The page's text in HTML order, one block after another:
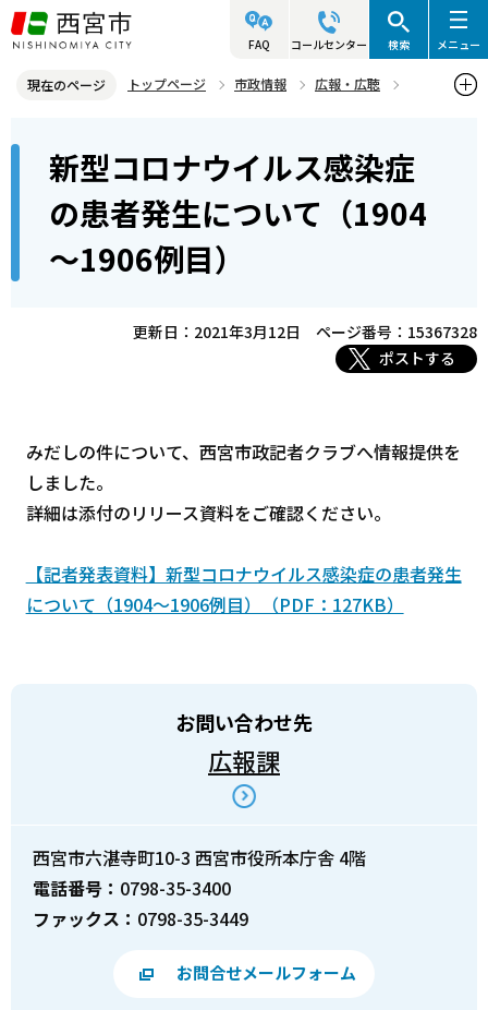
こ
の
ジ
す
FAQ コールセンター 検索 メニュー
現在のページ トップページ 市政情報
広報・広聴
新型コロナウイルス感染症の患者発生について（1904～1906例目）
ら
新型コロナウイルス感染症
の患者発生について（1904
～1906例目）
更新日：2021年3月12日
ページ番号：15367328
ポストする
みだしの件について、西宮市政記者クラブへ情報提供を
しました。
詳細は添付のリリース資料をご確認ください。
【記者発表資料】新型コロナウイルス感染症の患者発生
について（1904～1906例目）（PDF：127KB）
お問い合わせ先
広報課
西宮市六湛寺町10-3 西宮市役所本庁舎 4階
電話番号： 0798-35-3400
ファックス： 0798-35-3449
お問合せメールフォーム